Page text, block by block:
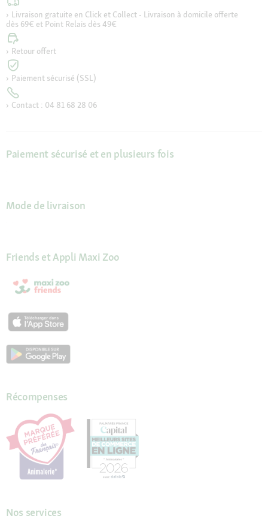
Livraison gratuite en Click et Collect - Livraison à domicile offerte
dès 69€ et Point Relais dès 49€
Retour offert
Paiement sécurisé (SSL)
Contact : 04 81 68 28 06
Paiement sécurisé et en plusieurs fois
Mode de livraison
Friends et Appli Maxi Zoo
Récompenses
Nos services